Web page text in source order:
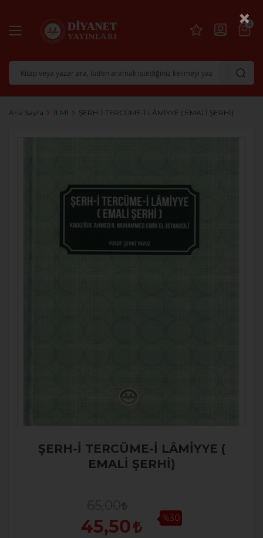
0
Ana Sayfa İLMİ ŞERH-İ TERCÜME-İ LÂMİYYE ( EMALİ ŞERHİ)
ŞERH-İ TERCÜME-İ LÂMİYYE (
EMALİ ŞERHİ)
65,00
45,50 %30
×